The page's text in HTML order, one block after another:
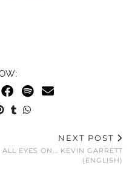
NEXT POST
ALL EYES ON... KEVIN GARRETT
(ENGLISH)